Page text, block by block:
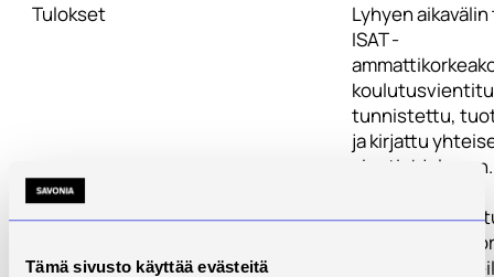
Tämä sivusto käyttää evästeitä
Tulokset
Lyhyen
ISAT -
tunnistettu,
ja kirjattu
vientiohjelmaan.
Pitkän aikavälin
ISAT -
ovat